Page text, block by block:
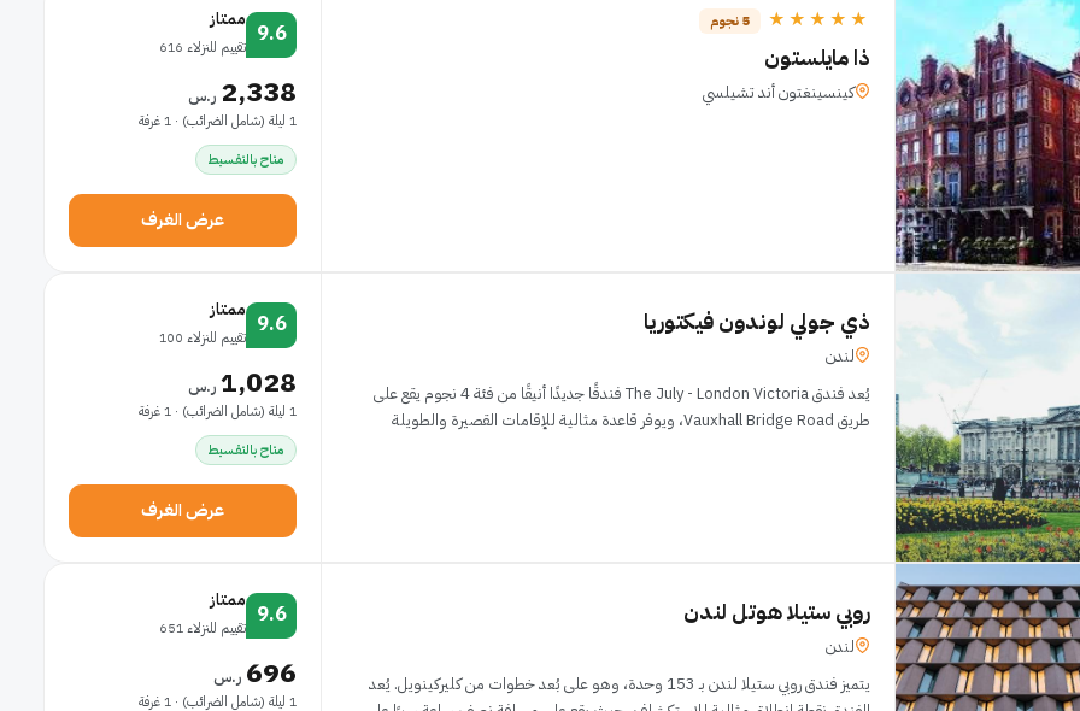
★★★★★ 5 نجوم
ذا مايلستون
كينسينغتون أند تشيلسي
9.6
ممتاز
تقييم للنزلاء 616
2,338 ر.س
1 ليلة (شامل الضرائب) · 1 غرفة
متاح بالتقسيط
عرض الغرف
ذي جولي لوندون فيكتوريا
لندن
يُعد فندق The July - London Victoria فندقًا جديدًا أنيقًا من فئة 4 نجوم يقع على
طريق Vauxhall Bridge Road، ويوفر قاعدة مثالية للإقامات القصيرة والطويلة
9.6
ممتاز
تقييم للنزلاء 100
1,028 ر.س
1 ليلة (شامل الضرائب) · 1 غرفة
متاح بالتقسيط
عرض الغرف
روبي ستيلا هوتل لندن
لندن
يتميز فندق روبي ستيلا لندن بـ 153 وحدة، وهو على بُعد خطوات من كليركينويل. يُعد
9.6
ممتاز
تقييم للنزلاء 651
696 ر.س
1 ليلة (شامل الضرائب) · 1 غرفة